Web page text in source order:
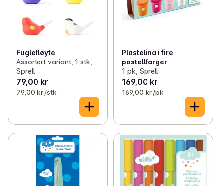
Fuglefløyte
Assortert variant, 1 stk,
Sprell
79,00 kr
79,00 kr /stk
Plastelina i fire
pastellfarger
1 pk, Sprell
169,00 kr
169,00 kr /pk